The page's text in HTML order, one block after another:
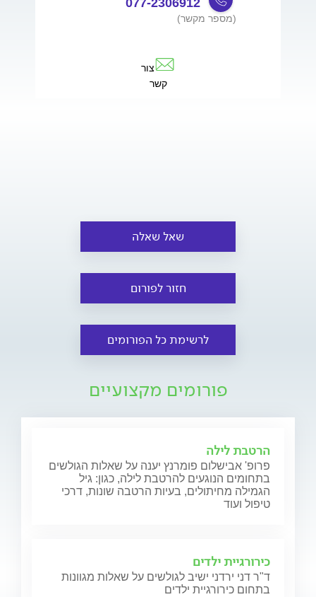
(מספר מקשר)
צור
קשר
שאל שאלה
חזור לפורום
לרשימת כל הפורומים
פורומים מקצועיים
הרטבת לילה
פרופ' אבישלום פומרנץ יענה על שאלות הגולשים
בתחומים הנוגעים להרטבת לילה, כגון: גיל
הגמילה מחיתולים, בעיות הרטבה שונות, דרכי
טיפול ועוד
כירורגיית ילדים
ד"ר דני ירדני ישיב לגולשים על שאלות מגוונות
בתחום כירורגיית ילדים